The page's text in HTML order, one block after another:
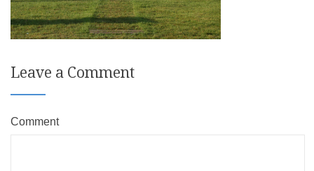
Leave a Comment
Comment